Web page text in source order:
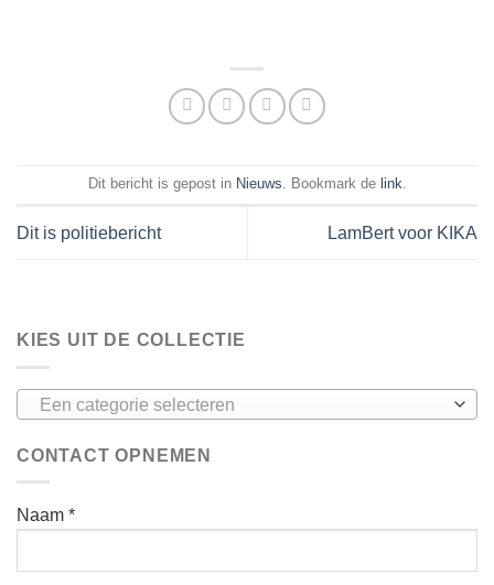
Dit bericht is gepost in Nieuws. Bookmark de link.
Dit is politiebericht LamBert voor KIKA
KIES UIT DE COLLECTIE
Een categorie selecteren
CONTACT OPNEMEN
Naam *